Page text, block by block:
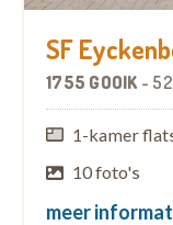
SF
1755 GOOIK -
1-kamer
10 foto's
meer